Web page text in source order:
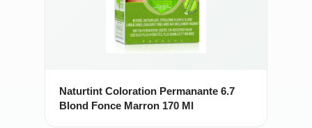
Naturtint Coloration Permanante 6.7
Blond Fonce Marron 170 Ml